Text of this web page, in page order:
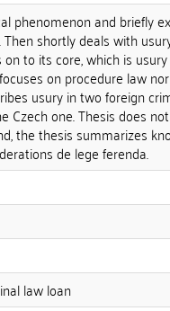
phenomenon and briefly
shortly deals with
to its core, which is
on procedure law
usury in two foreign
one. Thesis does
the thesis summarizes
de lege ferenda.
law loan